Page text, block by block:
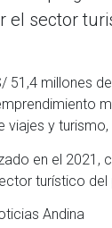
el sector
51,4 millones
viajes y
en el
turístico del
Andina